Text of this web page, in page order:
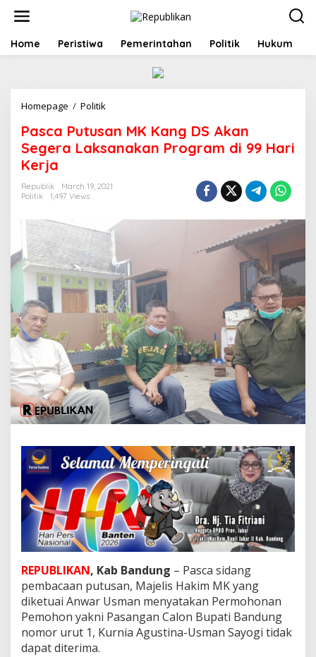
t
Home Peristiwa Pemerintahan Politik Hukum
Homepage / Politik
s
c
a
u
a
n
M
K
n
g
D
S
A
a
n
e
e
r
a
L
a
a
n
k
a
n
P
o
Pasca Putusan MK Kang DS Akan
Segera Laksanakan Program di 99 Hari
Kerja
Republik
March 19, 2021
Politik
1,497 Views
REPUBLIKAN, Kab Bandung – Pasca sidang
pembacaan putusan, Majelis Hakim MK yang
diketuai Anwar Usman menyatakan Permohonan
Pemohon yakni Pasangan Calon Bupati Bandung
nomor urut 1, Kurnia Agustina-Usman Sayogi tidak
dapat diterima.